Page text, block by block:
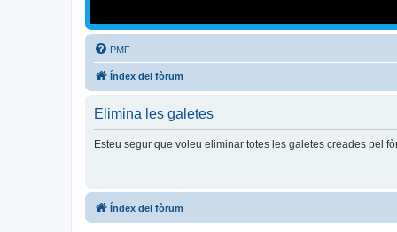
PMF
Índex del fòrum
Elimina les galetes
Esteu segur que voleu eliminar totes les galetes creades pel
Índex del fòrum